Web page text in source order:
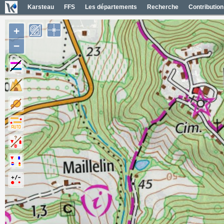
Karsteau FFS Les départements Recherche Contribution
+
−
Entrées (1)
Noms des entrées
Carte Géol 1/50000 France
Cartes IGN France
Photos aériennes France
Photos aériennes ESRI
Carte OpenTopoMap